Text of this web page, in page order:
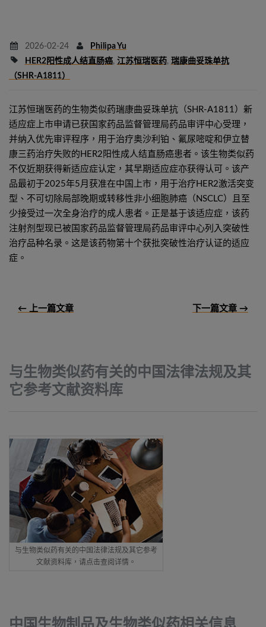
2026-02-24
Philipa Yu
HER2阳性成人结直肠癌, 江苏恒瑞医药, 瑞康曲妥珠单抗
（SHR-A1811）
江苏恒瑞医药的生物类似药瑞康曲妥珠单抗（SHR-A1811）新
适应症上市申请已获国家药品监督管理局药品审评中心受理，
并纳入优先审评程序，用于治疗奥沙利铂、氟尿嘧啶和伊立替
康三药治疗失败的HER2阳性成人结直肠癌患者。该生物类似药
不仅近期获得新适应症认定，其早期适应症亦获得认可。该产
品最初于2025年5月获准在中国上市，用于治疗HER2激活突变
型、不可切除局部晚期或转移性非小细胞肺癌（NSCLC）且至
少接受过一次全身治疗的成人患者。正是基于该适应症，该药
注射剂型现已被国家药品监督管理局药品审评中心列入突破性
治疗品种名录。这是该药物第十个获批突破性治疗认证的适应
症。
← 上一篇文章 下一篇文章 →
与生物类似药有关的中国法律法规及其
它参考文献资料库
与生物类似药有关的中国法律法规及其它参考
文献资料库，请点击查阅详情。